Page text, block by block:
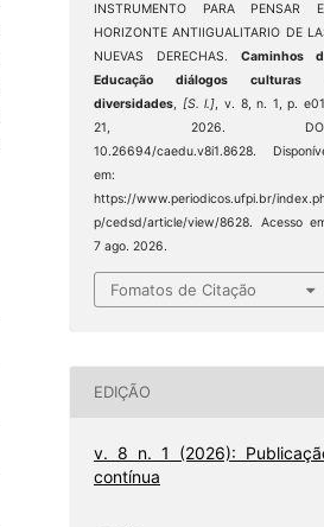
INSTRUMENTO PARA PENSAR
HORIZONTE ANTIIGUALITARIO DE
NUEVAS DERECHAS. Caminhos
Educação diálogos culturas
diversidades, [S. l.], v. 8, n. 1, p.
21, 2026.
10.26694/caedu.v8i1.8628.
em:
https://www.periodicos.ufpi.br/
p/cedsd/article/view/8628. Acesso
7 ago. 2026.
Fomatos de Citação
EDIÇÃO
v. 8 n. 1 (2026):
contínua